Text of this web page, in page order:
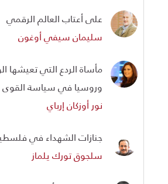
على أعتاب العالم الرقمي
سليمان سيفي أوغون
مأساة الردع التي تعيشها
وروسيا في سياسة القوى
نور أوزكان إرباي
جنازات الشهداء في
سلجوق تورك يلماز